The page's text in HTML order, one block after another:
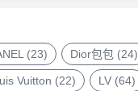
(23) Dior包包 (24)
Vuitton (22) LV (64)